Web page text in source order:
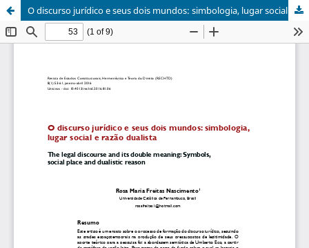
O discurso jurídico e seus dois mundos: simbologia, lugar social e razão dualista